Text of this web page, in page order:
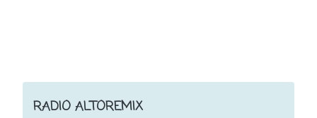
RADIO ALTOREMIX